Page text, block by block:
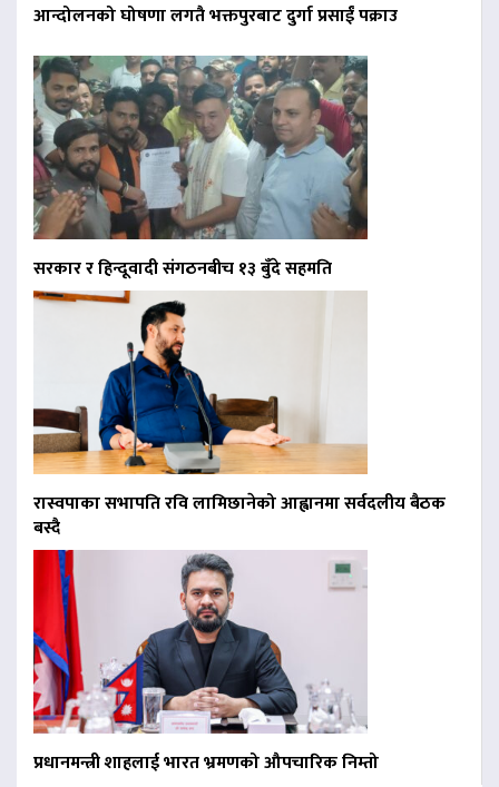
आन्दोलनको घोषणा लगतै भक्तपुरबाट दुर्गा प्रसाईं पक्राउ
सरकार र हिन्दूवादी संगठनबीच १३ बुँदे सहमति
रास्वपाका सभापति रवि लामिछानेको आह्वानमा सर्वदलीय बैठक
बस्दै
प्रधानमन्त्री शाहलाई भारत भ्रमणको औपचारिक निम्तो